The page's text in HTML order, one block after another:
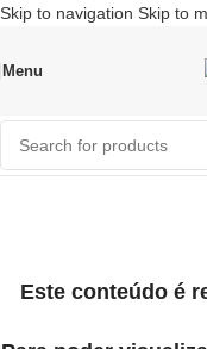
Skip to navigation Skip to
Menu
Este conteúdo é